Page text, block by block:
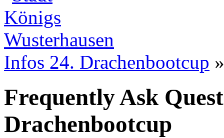
Infos 24. Drachenbootcup
Frequently Ask
Drachenbootcup